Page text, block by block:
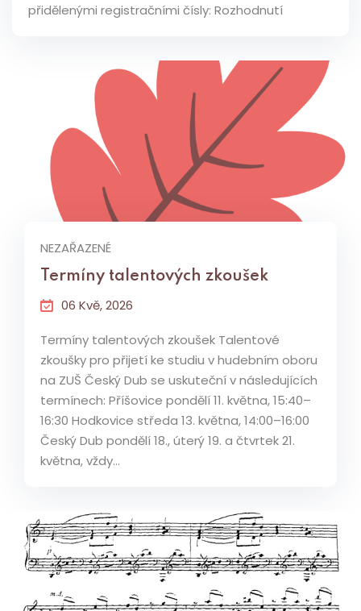
přidělenými registračními čísly: Rozhodnutí
NEZAŘAZENÉ
Termíny talentových zkoušek
06 Kvě, 2026
Termíny talentových zkoušek Talentové
zkoušky pro přijetí ke studiu v hudebním oboru
na ZUŠ Český Dub se uskuteční v následujících
termínech: Příšovice pondělí 11. května, 15:40–
16:30 Hodkovice středa 13. května, 14:00–16:00
Český Dub pondělí 18., úterý 19. a čtvrtek 21.
května, vždy...